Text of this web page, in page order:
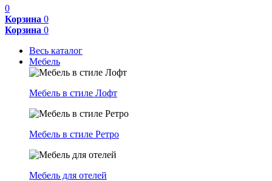
0
Корзина 0
Корзина 0
Весь каталог
Мебель
Мебель в стиле Лофт
Мебель в стиле Ретро
Мебель для отелей